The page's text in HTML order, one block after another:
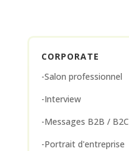
CORPORATE
-Salon professionnel
-Interview
-Messages B2B / B2C
-Portrait d'entreprise